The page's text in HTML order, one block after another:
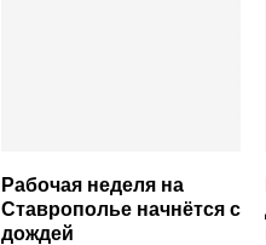
Рабочая неделя на
Ставрополье начнётся с
дождей